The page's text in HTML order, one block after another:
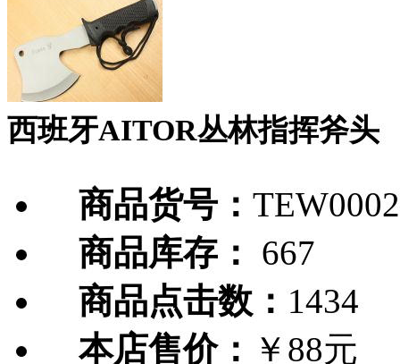
西班牙AITOR丛林指挥斧头
商品货号：
商品库存：
667
商品点击数： 1434
本店售价： ￥88元